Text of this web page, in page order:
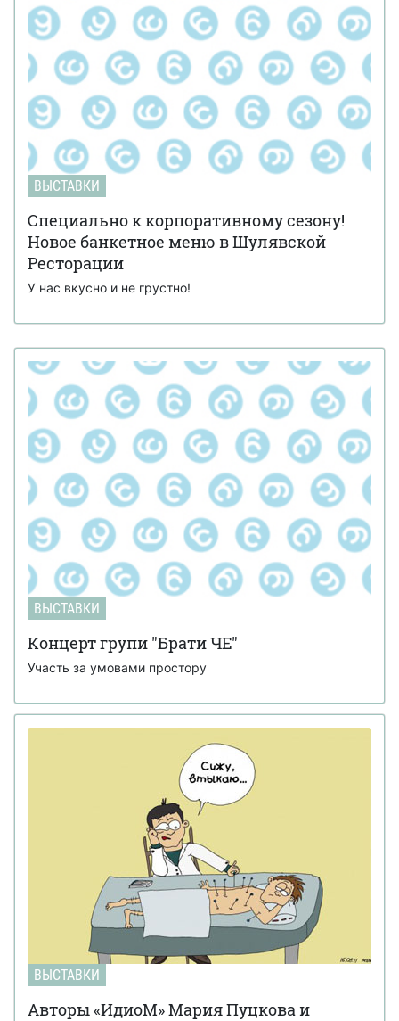
ВЫСТАВКИ
Специально к корпоративному сезону!
Новое банкетное меню в Шулявской
Ресторации
У нас вкусно и не грустно!
ВЫСТАВКИ
Концерт групи "Брати ЧЕ"
Участь за умовами простору
ВЫСТАВКИ
Авторы «ИдиоМ» Мария Пуцкова и